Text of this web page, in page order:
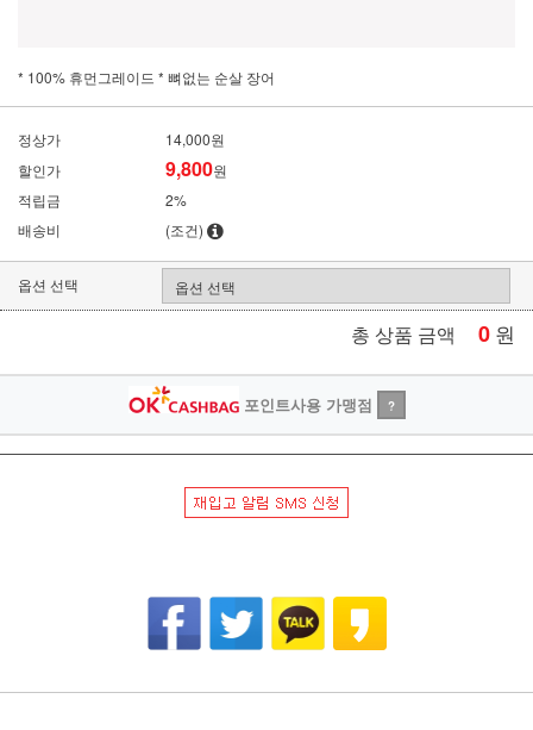
* 100% 휴먼그레이드 * 뼈없는 순살 장어
정상가
14,000원
할인가
9,800원
적립금
2%
배송비
(조건)
옵션 선택
총 상품 금액 0 원
포인트사용 가맹점 ?